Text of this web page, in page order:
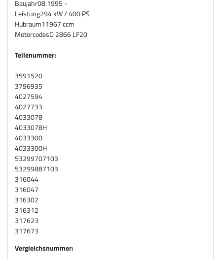
Baujahr08.1995 -
Leistung294 kW / 400 PS
Hubraum11967 ccm
MotorcodesD 2866 LF20
Teilenummer:
3591520
3796935
4027594
4027733
4033078
4033078H
4033300
4033300H
53299707103
53299887103
316044
316047
316302
316312
317623
317673
Vergleichsnummer: